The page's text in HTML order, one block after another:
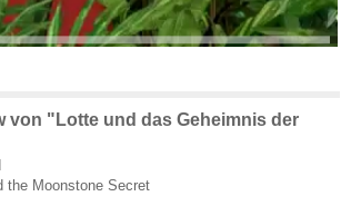
von "Lotte und das Geheimnis der
the Moonstone Secret